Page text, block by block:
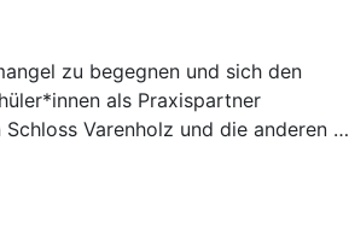
zu begegnen und sich den
als Praxispartner
Varenholz und die anderen …